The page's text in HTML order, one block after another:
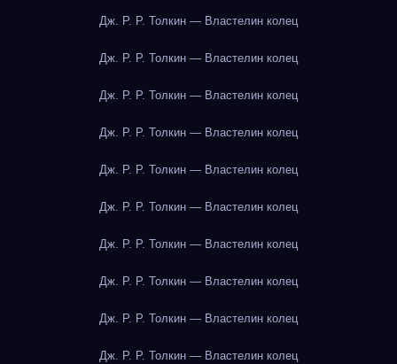
Дж. Р. Р. Толкин — Властелин колец
Дж. Р. Р. Толкин — Властелин колец
Дж. Р. Р. Толкин — Властелин колец
Дж. Р. Р. Толкин — Властелин колец
Дж. Р. Р. Толкин — Властелин колец
Дж. Р. Р. Толкин — Властелин колец
Дж. Р. Р. Толкин — Властелин колец
Дж. Р. Р. Толкин — Властелин колец
Дж. Р. Р. Толкин — Властелин колец
Дж. Р. Р. Толкин — Властелин колец